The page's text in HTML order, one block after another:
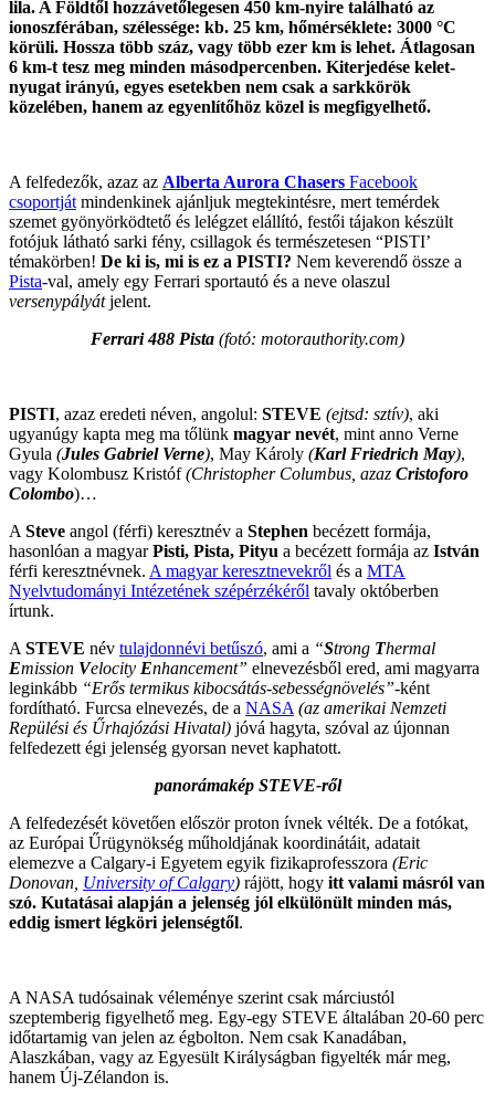
lila. A Földtől hozzávetőlegesen 450 km-nyire található az
ionoszférában, szélessége: kb. 25 km, hőmérséklete: 3000 °C
körüli. Hossza több száz, vagy több ezer km is lehet. Átlagosan
6 km-t tesz meg minden másodpercenben. Kiterjedése kelet-
nyugat irányú, egyes esetekben nem csak a sarkkörök
közelében, hanem az egyenlítőhöz közel is megfigyelhető.
A felfedezők, azaz az Alberta Aurora Chasers Facebook
csoportját mindenkinek ajánljuk megtekintésre, mert temérdek
szemet gyönyörködtető és lelégzet elállító, festői tájakon készült
fotójuk látható sarki fény, csillagok és természetesen “PISTI’
témakörben! De ki is, mi is ez a PISTI? Nem keverendő össze a
Pista-val, amely egy Ferrari sportautó és a neve olaszul
versenypályátjelent.
Ferrari 488 Pista (fotó: motorauthority.com)
PISTI, azaz eredeti néven, angolul: STEVE (ejtsd: sztív), aki
ugyanúgy kapta meg ma tőlünk magyar nevét, mint anno Verne
Gyula (Jules Gabriel Verne), May Károly (Karl Friedrich May),
vagy Kolombusz Kristóf(Christopher Columbus , azaz Cristoforo
Colombo)…
A Steve angol (férfi) keresztnév a Stephen becézett formája,
hasonlóan a magyarPisti, Pista, Pityu a becézett formája az István
férfi keresztnévnek. A magyar keresztnevekről és a MTA
Nyelvtudományi Intézetének szépérzékéről tavaly októberben
írtunk.
A STEVE név tulajdonnévi betűszó, ami a “Strong Thermal
Emission Velocity Enhancement” elnevezésből ered, ami magyarra
leginkább “Erős termikus kibocsátás-sebességnövelés”-ként
fordítható. Furcsa elnevezés, de a NASA (az amerikai Nemzeti
Repülési és Űrhajózási Hivatal) jóvá hagyta, szóval az újonnan
felfedezett égi jelenség gyorsan nevet kaphatott.
panorámakép STEVE-ről
A felfedezését követően először proton ívnek vélték. De a fotókat,
az Európai Űrügynökség műholdjának koordinátáit, adatait
elemezve a Calgary-i Egyetem egyik fizikaprofesszora (Eric
Donovan, University of Calgary) rájött, hogy itt valami másról van
szó. Kutatásai alapján a jelenség jól elkülönült minden más,
eddig ismert légköri jelenségtől.
A NASA tudósainak véleménye szerint csak márciustól
szeptemberig figyelhető meg. Egy-egy STEVE általában 20-60 perc
időtartamig van jelen az égbolton. Nem csak Kanadában,
Alaszkában, vagy az Egyesült Királyságban figyelték már meg,
hanem Új-Zélandon is.